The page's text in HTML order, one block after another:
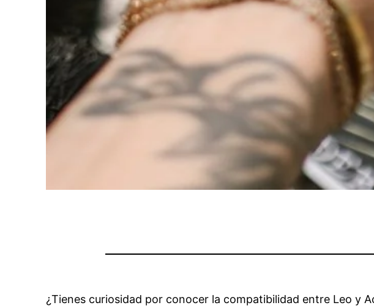
¿Tienes curiosidad por conocer la compatibilidad entre Leo y